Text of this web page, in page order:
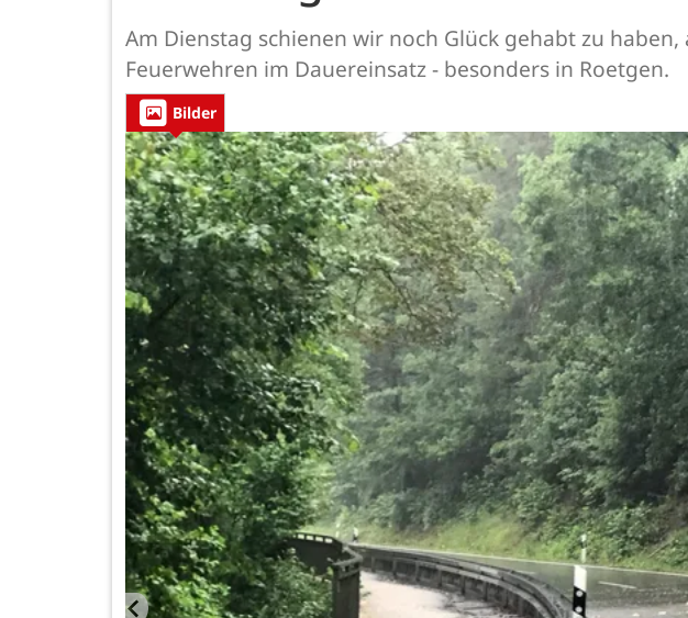
Am Dienstag schienen wir noch Glück gehabt zu
Feuerwehren im Dauereinsatz - besonders in Roetgen.
Bilder